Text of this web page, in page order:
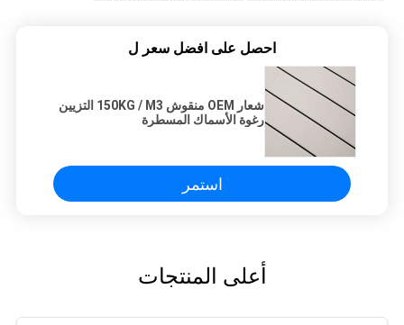
احصل على افضل سعر ل
شعار OEM منقوش 150KG / M3 التزيين
رغوة الأسماك المسطرة
استمر
أعلى المنتجات